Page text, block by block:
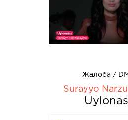
Жалоба /
Surayyo